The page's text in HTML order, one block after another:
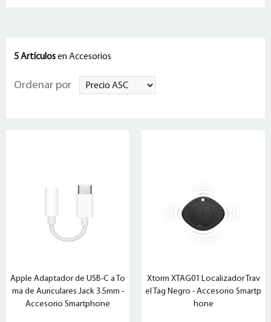
5 Artículosen Accesorios
Ordenar por
Apple Adaptador de USB-C a To
ma de Auriculares Jack 3.5mm -
Accesorio Smartphone
Xtorm XTAG01 Localizador Trav
el Tag Negro - Accesorio Smartp
hone